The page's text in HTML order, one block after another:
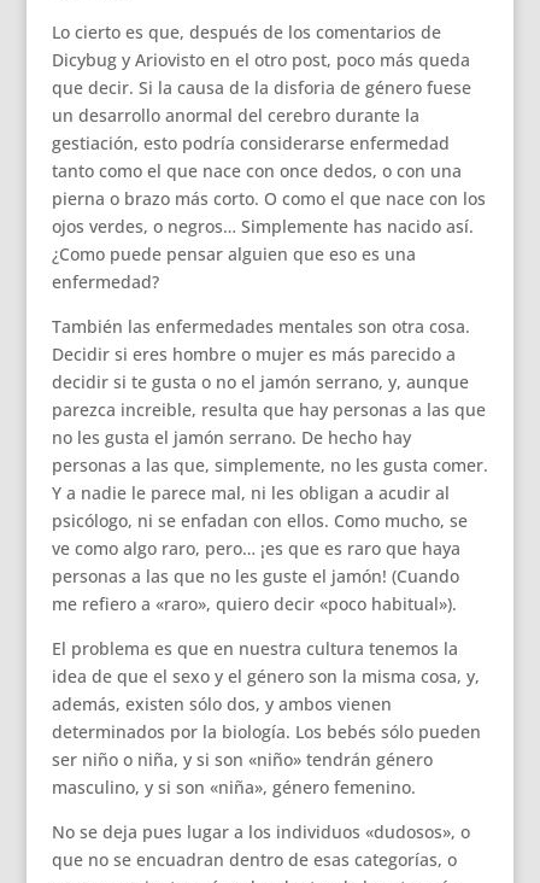
Lo cierto es que, después de los comentarios de
Dicybug y Ariovisto en el otro post, poco más queda
que decir. Si la causa de la disforia de género fuese
un desarrollo anormal del cerebro durante la
gestiación, esto podría considerarse enfermedad
tanto como el que nace con once dedos, o con una
pierna o brazo más corto. O como el que nace con los
ojos verdes, o negros… Simplemente has nacido así.
¿Como puede pensar alguien que eso es una
enfermedad?
También las enfermedades mentales son otra cosa.
Decidir si eres hombre o mujer es más parecido a
decidir si te gusta o no el jamón serrano, y, aunque
parezca increible, resulta que hay personas a las que
no les gusta el jamón serrano. De hecho hay
personas a las que, simplemente, no les gusta comer.
Y a nadie le parece mal, ni les obligan a acudir al
psicólogo, ni se enfadan con ellos. Como mucho, se
ve como algo raro, pero… ¡es que es raro que haya
personas a las que no les guste el jamón! (Cuando
me refiero a «raro», quiero decir «poco habitual»).
El problema es que en nuestra cultura tenemos la
idea de que el sexo y el género son la misma cosa, y,
además, existen sólo dos, y ambos vienen
determinados por la biología. Los bebés sólo pueden
ser niño o niña, y si son «niño» tendrán género
masculino, y si son «niña», género femenino.
No se deja pues lugar a los individuos «dudosos», o
que no se encuadran dentro de esas categorías, o